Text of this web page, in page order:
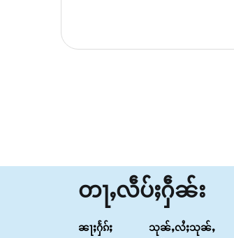
တႃႇလဵပ်ႈႁဵၼ်း
ၼႃႈႁႅၵ်ႈ
သုၼ်ႇလႆႈသုၼ်ႇ